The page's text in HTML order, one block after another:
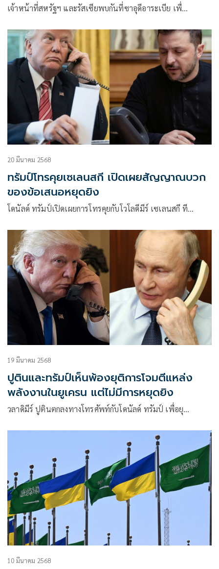
เจ้าหน้าที่สหรัฐฯ และรัสเซียพบกันที่ซาอุดีอาระเบีย เพื่…
20 มีนาคม 2568
ทรัมป์โทรคุยเซเลนสกี เปิดเผยสัญญาณบวก
ของข้อเสนอหยุดยิง
โดนัลด์ ทรัมป์เปิดเผยการโทรคุยกับโวโลดีมีร์ เซเลนสกี ที…
19 มีนาคม 2568
ปูตินและทรัมป์เห็นพ้องยุติการโจมตีแหล่ง
พลังงานในยูเครน แต่ไม่มีการหยุดยิง
วลาดิมีร์ ปูตินตกลงทางโทรศัพท์กับโดนัลด์ ทรัมป์ เพื่อยุ…
10 มีนาคม 2568